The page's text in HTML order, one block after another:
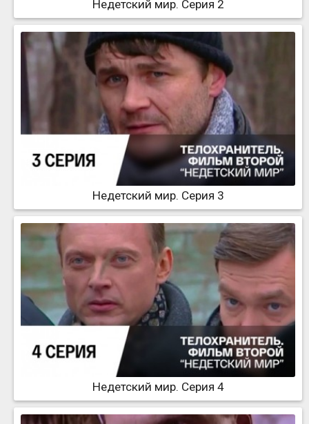
Недетский мир. Серия 2
Недетский мир. Серия 3
Недетский мир. Серия 4